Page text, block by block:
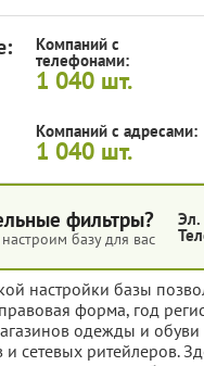
Компаний с
телефонами:
1 040 шт.
Компаний с адресами:
1 040 шт.
фильтры?
базу для вас
Эл.
настройки базы
форма, год
одежды и
сетевых ритейлеров.